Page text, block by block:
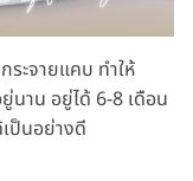
ะจายแคบ ทำให้
นาน อยู่ได้ 6-8 เดือน
ป็นอย่างดี